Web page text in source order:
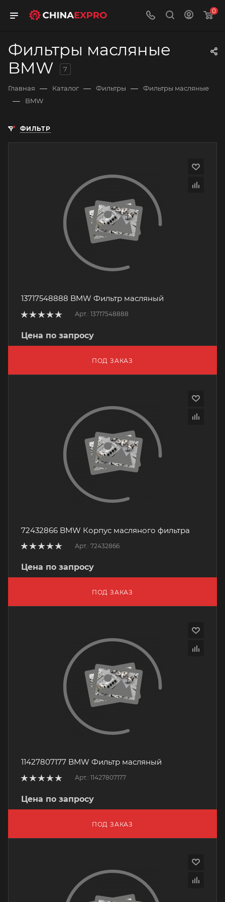
0
Фильтры масляные
BMW
7
Главная — Каталог — Фильтры — Фильтры масляные
— BMW
ФИЛЬТР
13717548888 BMW Фильтр масляный
Арт.: 13717548888
Цена по запросу
ПОД ЗАКАЗ
72432866 BMW Корпус масляного фильтра
Арт.: 72432866
Цена по запросу
ПОД ЗАКАЗ
11427807177 BMW Фильтр масляный
Арт.: 11427807177
Цена по запросу
ПОД ЗАКАЗ